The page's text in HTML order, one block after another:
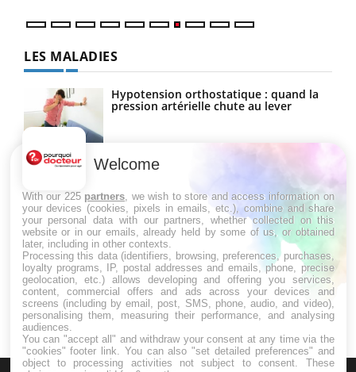
LES MALADIES
Hypotension orthostatique : quand la
pression artérielle chute au lever
Drépanocytose : une déformation des
Maladie de Charcot (Sclérose latérale
amyotrophique)
Welcome
With our 225 partners , we wish to store and access information on
your devices (cookies, pixels in emails, etc.), combine and share
your personal data with our partners, whether collected on this
website or in our emails, already held by some of us, or obtained
later, including in other contexts.
Processing this data (identifiers, browsing, preferences, purchases,
loyalty programs, IP, postal addresses and emails, phone, precise
geolocation, etc.) allows developing and offering you services,
content, commercial offers and ads across your devices and
screens (including by email, post, SMS, phone, audio, and video),
personalising them, measuring their performance, and analysing
audiences.
You can "accept all" and withdraw your consent at any time via the
"cookies" footer link . You can also "set detailed preferences" and
object to processing activities not subject to consent. These